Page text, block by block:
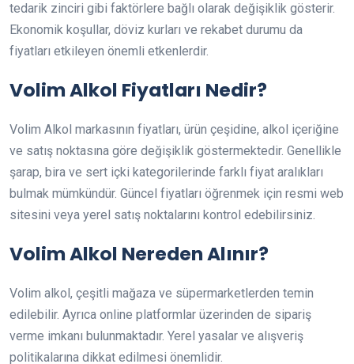
tedarik zinciri gibi faktörlere bağlı olarak değişiklik gösterir.
Ekonomik koşullar, döviz kurları ve rekabet durumu da
fiyatları etkileyen önemli etkenlerdir.
Volim Alkol Fiyatları Nedir?
Volim Alkol markasının fiyatları, ürün çeşidine, alkol içeriğine
ve satış noktasına göre değişiklik göstermektedir. Genellikle
şarap, bira ve sert içki kategorilerinde farklı fiyat aralıkları
bulmak mümkündür. Güncel fiyatları öğrenmek için resmi web
sitesini veya yerel satış noktalarını kontrol edebilirsiniz.
Volim Alkol Nereden Alınır?
Volim alkol, çeşitli mağaza ve süpermarketlerden temin
edilebilir. Ayrıca online platformlar üzerinden de sipariş
verme imkanı bulunmaktadır. Yerel yasalar ve alışveriş
politikalarına dikkat edilmesi önemlidir.